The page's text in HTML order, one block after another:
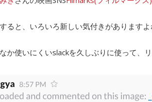
ると、いろいろ新しい気付きがあります
か使いにくいslackを久しぶりに使って、